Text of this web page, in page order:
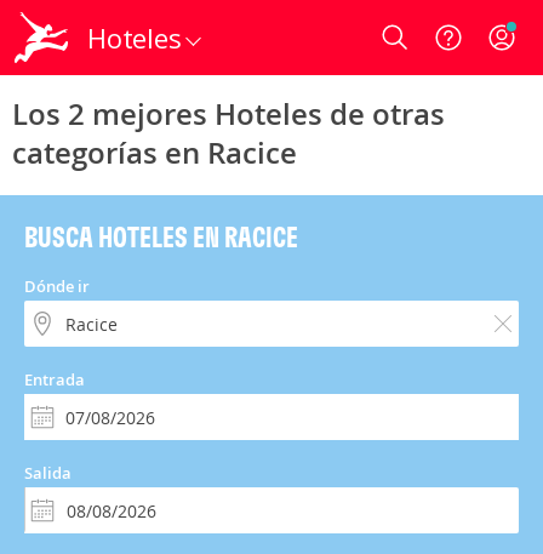
Hoteles Login
Los 2 mejores Hoteles de otras
categorías en Racice
BUSCA HOTELES EN RACICE
Dónde ir
Entrada
Salida